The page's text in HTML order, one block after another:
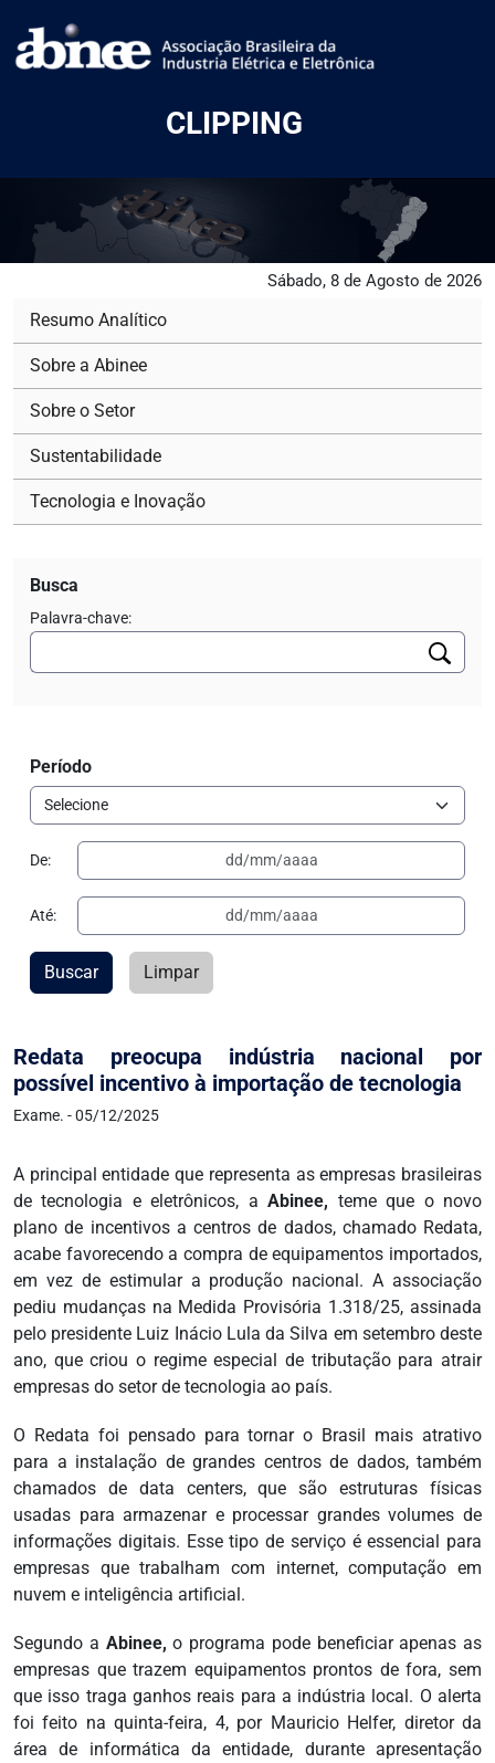
CLIPPING
Sábado, 8 de Agosto de 2026
Redata preocupa indústria nacional por
possível incentivo à importação de tecnologia
Exame. - 05/12/2025
A principal entidade que representa as empresas brasileiras
de tecnologia e eletrônicos, aAbinee, teme que o novo
plano de incentivos a centros de dados, chamado Redata,
acabe favorecendo a compra de equipamentos importados,
em vez de estimular a produção nacional. A associação
pediu mudanças na Medida Provisória 1.318/25, assinada
pelo presidente Luiz Inácio Lula da Silva em setembro deste
ano, que criou o regime especial de tributação para atrair
empresas do setor de tecnologia ao país.
O Redata foi pensado para tornar o Brasil mais atrativo
para a instalação de grandes centros de dados, também
chamados de data centers, que são estruturas físicas
usadas para armazenar e processar grandes volumes de
informações digitais. Esse tipo de serviço é essencial para
empresas que trabalham com internet, computação em
nuvem e inteligência artificial.
Segundo a Abinee, o programa pode beneficiar apenas as
empresas que trazem equipamentos prontos de fora, sem
que isso traga ganhos reais para a indústria local. O alerta
foi feito na quinta-feira, 4, por Mauricio Helfer, diretor da
área de informática da entidade, durante apresentação
Resumo Analítico
Sobre a Abinee
Sobre o Setor
Sustentabilidade
Tecnologia e Inovação
Busca
Palavra-chave:
Período
De:
Até:
Buscar Limpar